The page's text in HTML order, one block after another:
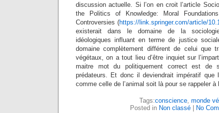
discussion actuelle. Si l’on en croit l’article
the Politics of Knowledge: Moral
Controversies (https://link.springer.com/article/
existerait dans le domaine de la
idéologiques influant en terme de justice
domaine complètement différent de celui que
végétaux, on a tout lieu d’être inquiet sur
maitre mot du politiquement correct est de
prédateurs. Et donc il deviendrait impératif que
comme celle de l’animal soit là pour se rappeler à
Tags:conscience, monde
Posted in Non classé| No